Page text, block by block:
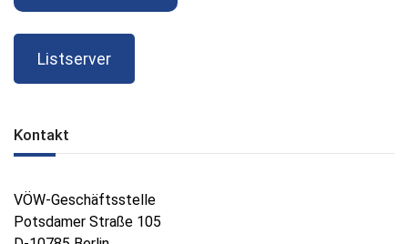
Listserver
Kontakt
VÖW-Geschäftsstelle
Potsdamer Straße 105